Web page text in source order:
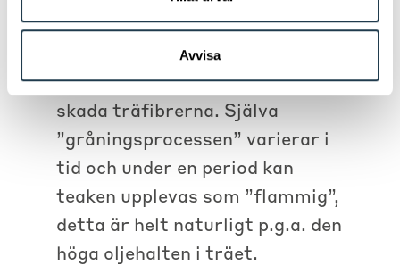
Avvisa
200). Använd aldrig
högtryckstvätt vid rengöring av
möblerna, då riskerar man
skada träfibrerna. Själva
”gråningsprocessen” varierar i
tid och under en period kan
teaken upplevas som ”flammig”,
detta är helt naturligt p.g.a. den
höga oljehalten i träet.